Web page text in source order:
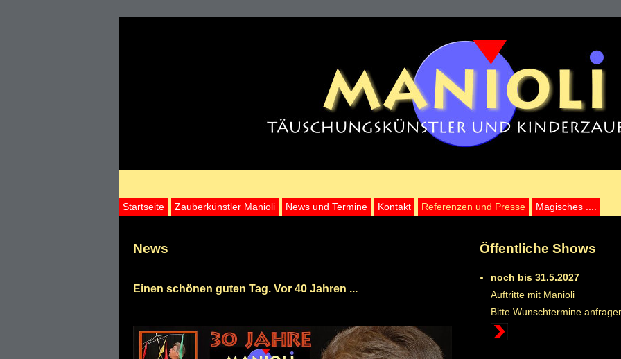
Startseite Zauberkünstler Manioli News und Termine Kontakt Referenzen und Presse Magisches ....
News
Einen schönen guten Tag. Vor 40 Jahren ...
Öffentliche Shows
noch bis 31.5.2027
Auftritte mit Manioli
Bitte Wunschtermine